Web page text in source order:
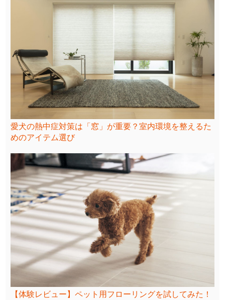
愛犬の熱中症対策は「窓」が重要？室内環境を整えるた
めのアイテム選び
【体験レビュー】ペット用フローリングを試してみた！